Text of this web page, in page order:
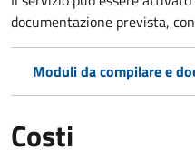
documentazione prevista,
Moduli da compilare e
Costi